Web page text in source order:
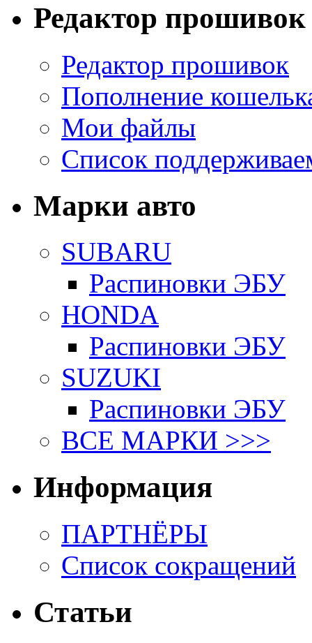
Редактор прошивок
Редактор прошивок
Пополнение
Мои файлы
Список
Марки авто
SUBARU
Распиновки ЭБУ
HONDA
Распиновки ЭБУ
SUZUKI
Распиновки ЭБУ
ВСЕ МАРКИ >>>
Информация
ПАРТНЁРЫ
Список сокращений
Статьи